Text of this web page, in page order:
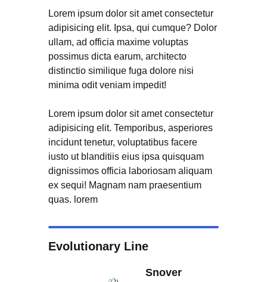
Lorem ipsum dolor sit amet consectetur
adipisicing elit. Ipsa, qui cumque? Dolor
ullam, ad officia maxime voluptas
possimus dicta earum, architecto
distinctio similique fuga dolore nisi
minima odit veniam impedit!
Lorem ipsum dolor sit amet consectetur
adipisicing elit. Temporibus, asperiores
incidunt tenetur, voluptatibus facere
iusto ut blanditiis eius ipsa quisquam
dignissimos officia laboriosam aliquam
ex sequi! Magnam nam praesentium
quas. lorem
Evolutionary Line
Snover